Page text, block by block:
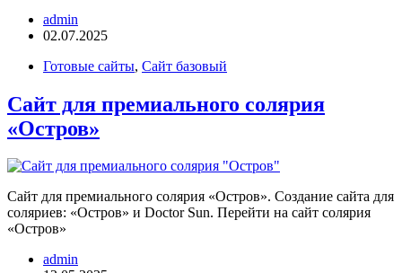
admin
02.07.2025
Готовые сайты, Сайт базовый
Сайт для премиального солярия
«Остров»
Сайт для премиального солярия «Остров». Создание сайта для
соляриев: «Остров» и Doctor Sun. Перейти на сайт солярия
«Остров»
admin